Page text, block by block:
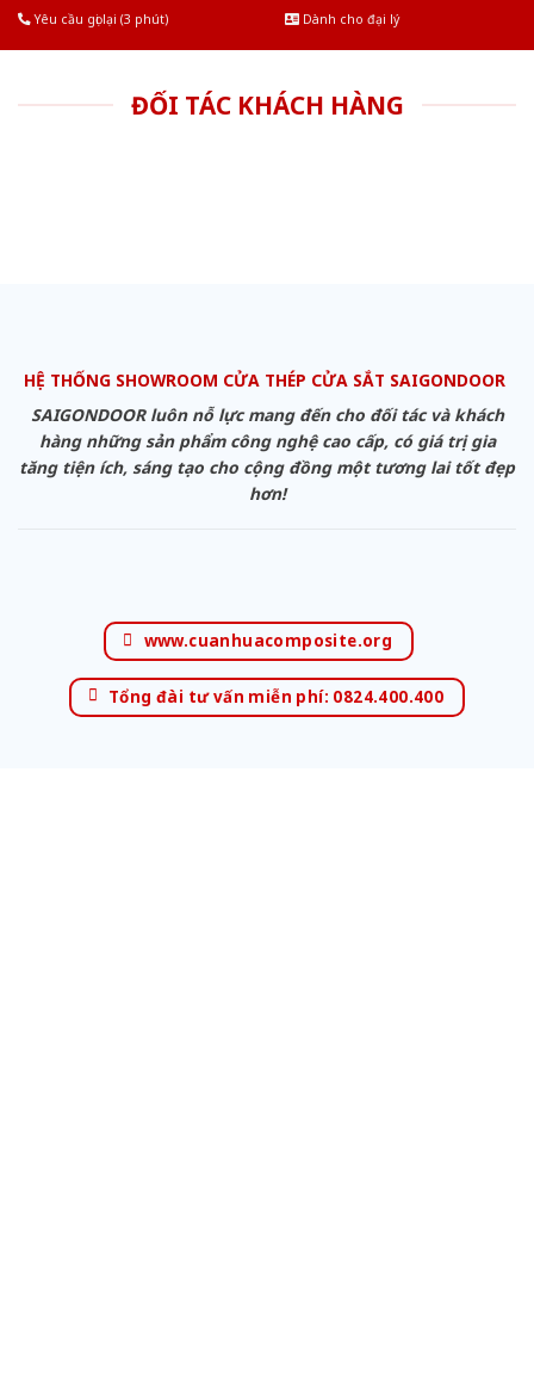
Yêu cầu gọi lại (3 phút)
Dành cho đại lý
ĐỐI TÁC KHÁCH HÀNG
HỆ THỐNG SHOWROOM CỬA THÉP CỬA SẮT SAIGONDOOR
SAIGONDOOR luôn nỗ lực mang đến cho đối tác và khách
hàng những sản phẩm công nghệ cao cấp, có giá trị gia
tăng tiện ích, sáng tạo cho cộng đồng một tương lai tốt đẹp
hơn!
www.cuanhuacomposite.org
Tổng đài tư vấn miễn phí: 0824.400.400